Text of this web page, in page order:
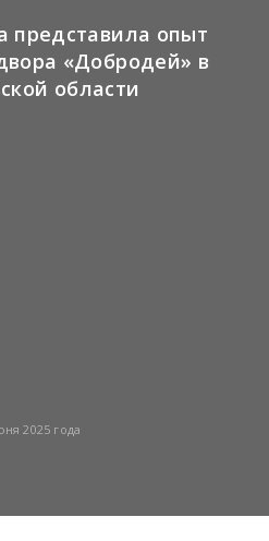
2025 года
представила опыт
«Добродей» в
области